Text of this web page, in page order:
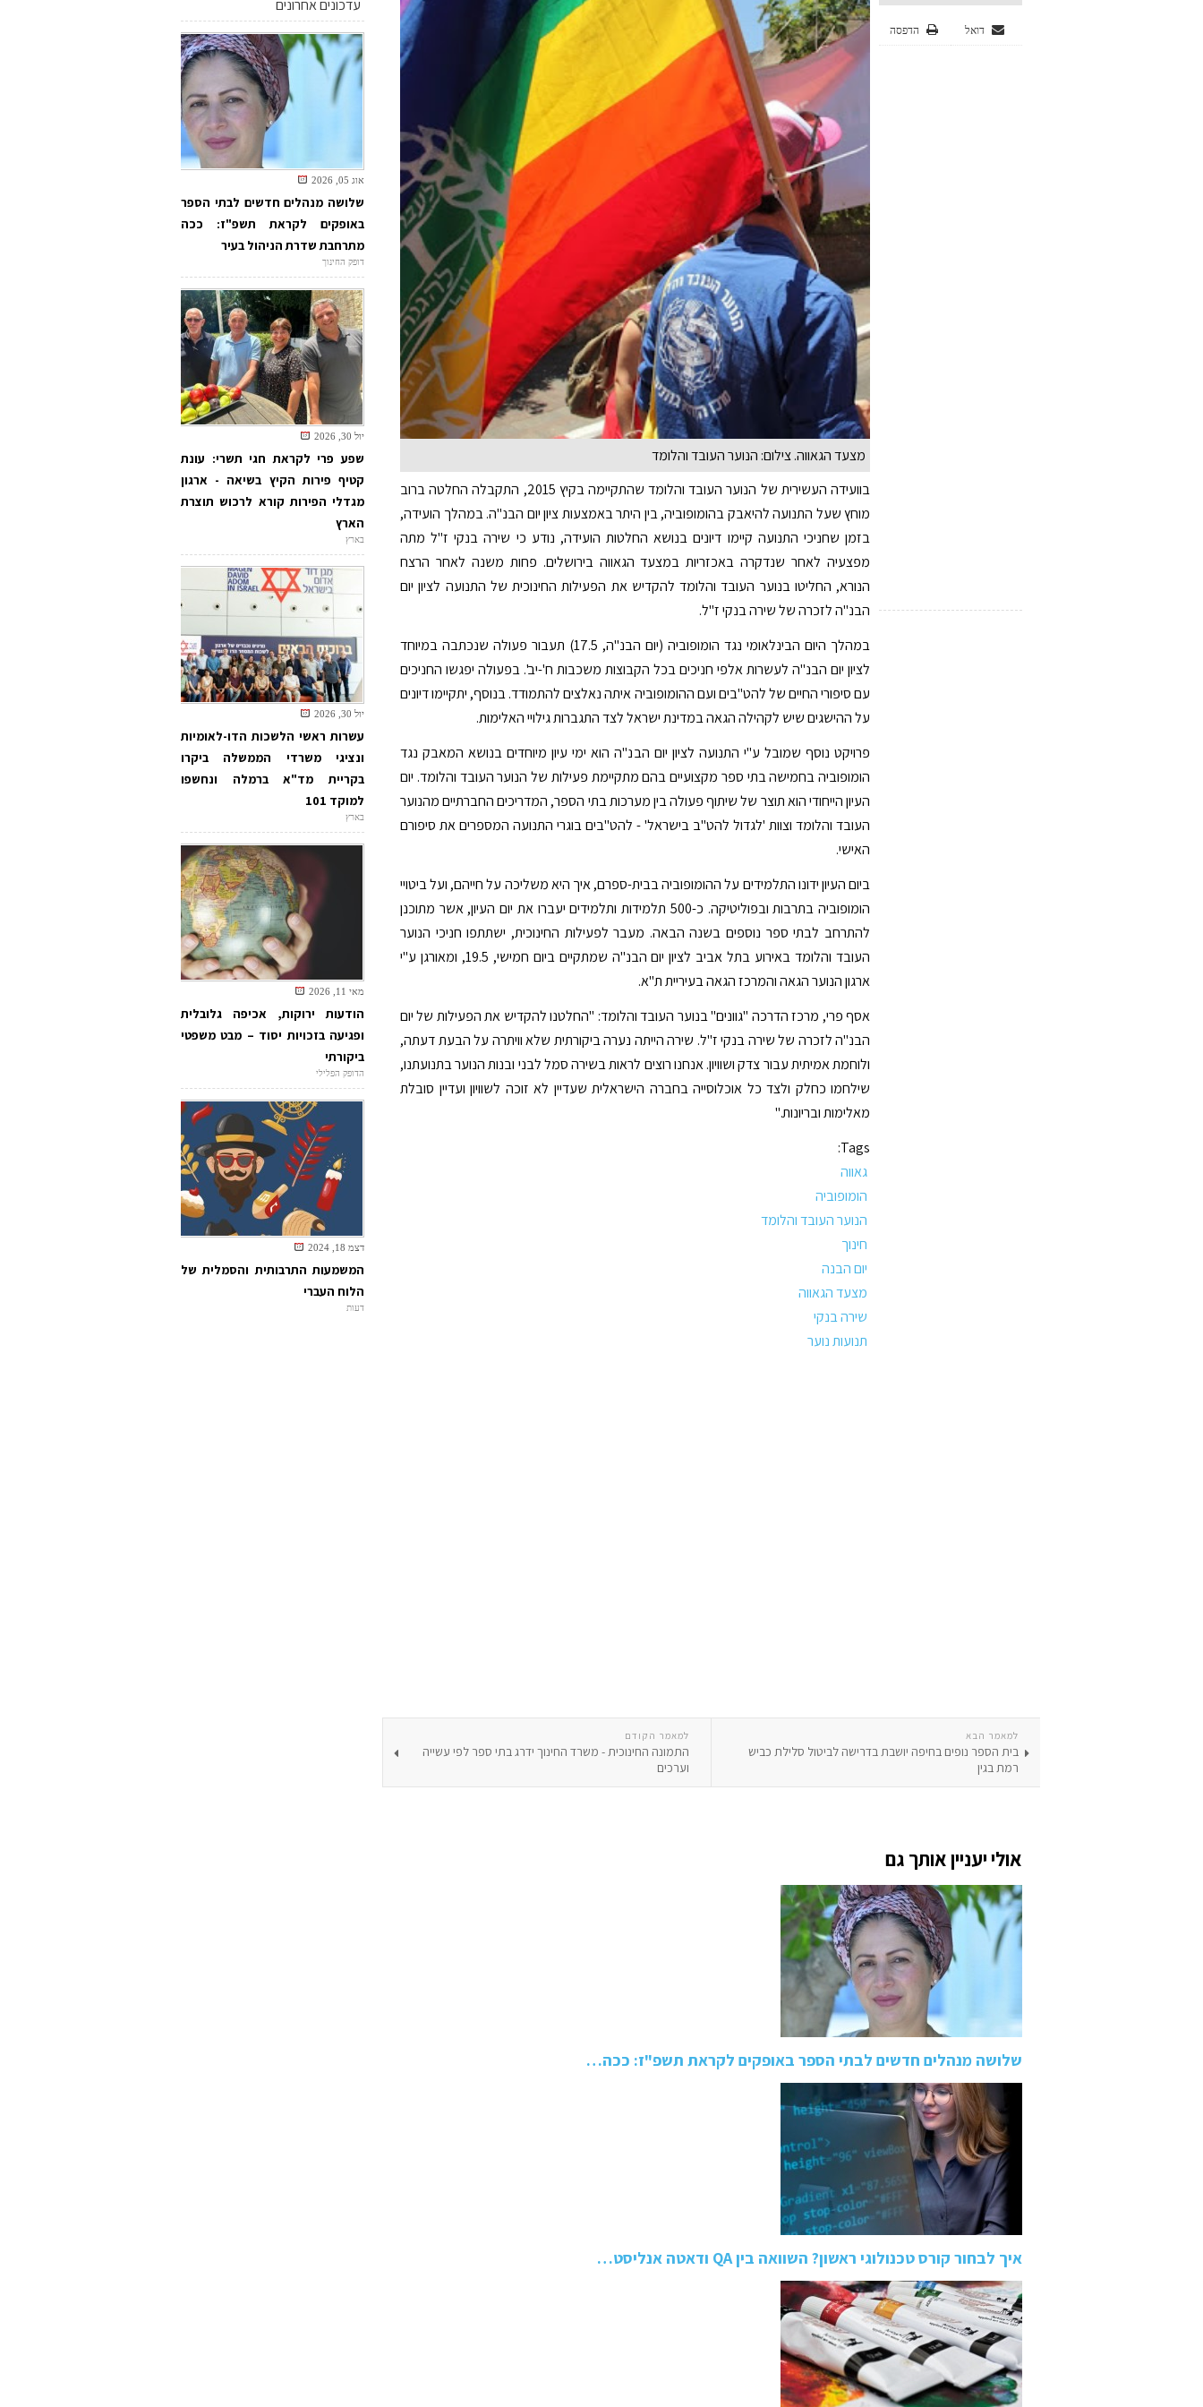
הדפסה דואל
מצעד הגאווה. צילום: הנוער העובד והלומד
בוועידה העשירית של הנוער העובד והלומד שהתקיימה בקיץ 2015, התקבלה החלטה ברוב
מוחץ שעל התנועה להיאבק בהומופוביה, בין היתר באמצעות ציון יום הבנ"ה. במהלך הועידה,
בזמן שחניכי התנועה קיימו דיונים בנושא החלטות הועידה, נודע כי שירה בנקי ז"ל מתה
מפצעיה לאחר שנדקרה באכזריות במצעד הגאווה בירושלים. פחות משנה לאחר הרצח
הנורא, החליטו בנוער העובד והלומד להקדיש את הפעילות החינוכית של התנועה לציון יום
הבנ"ה לזכרה של שירה בנקי ז"ל.
במהלך היום הבינלאומי נגד הומופוביה (יום הבנ"ה, 17.5) תעבור פעולה שנכתבה במיוחד
לציון יום הבנ"ה לעשרות אלפי חניכים בכל הקבוצות משכבות ח'-יב'. בפעולה יפגשו החניכים
עם סיפורי החיים של להט"בים ועם ההומופוביה איתה נאלצים להתמודד. בנוסף, יתקיימו דיונים
על ההישגים שיש לקהילה הגאה במדינת ישראל לצד התגברות גילויי האלימות.
פרויקט נוסף שמובל ע"י התנועה לציון יום הבנ"ה הוא ימי עיון מיוחדים בנושא המאבק נגד
הומופוביה בחמישה בתי ספר מקצועיים בהם מתקיימת פעילות של הנוער העובד והלומד. יום
העיון הייחודי הוא תוצר של שיתוף פעולה בין מערכות בתי הספר, המדריכים החברתיים מהנוער
העובד והלומד וצוות 'לגדול להט"ב בישראל' - להט"בים בוגרי התנועה המספרים את סיפורם
האישי.
ביום העיון ידונו התלמידים על ההומופוביה בבית-ספרם, איך היא משליכה על חייהם, ועל ביטויי
הומופוביה בתרבות ובפוליטיקה. כ-500 תלמידות ותלמידים יעברו את יום העיון, אשר מתוכנן
להתרחב לבתי ספר נוספים בשנה הבאה. מעבר לפעילות החינוכית, ישתתפו חניכי הנוער
העובד והלומד באירוע בתל אביב לציון יום הבנ"ה שמתקיים ביום חמישי, 19.5, ומאורגן ע"י
ארגון הנוער הגאה והמרכז הגאה בעיריית ת"א.
אסף פרי, מרכז הדרכה "גוונים" בנוער העובד והלומד: "החלטנו להקדיש את הפעילות של יום
הבנ"ה לזכרה של שירה בנקי ז"ל. שירה הייתה נערה ביקורתית שלא וויתרה על הבעת דעתה,
ולוחמת אמיתית עבור צדק ושוויון. אנחנו רוצים לראות בשירה סמל לבני ובנות הנוער בתנועתנו,
שילחמו כחלק ולצד כל אוכלוסייה בחברה הישראלית שעדיין לא זוכה לשוויון ועדיין סובלת
מאלימות ובריונות."
Tags:
גאווה
הומופוביה
הנוער העובד והלומד
חינוך
יום הבנה
מצעד הגאווה
שירה בנקי
תנועות נוער
למאמר הקודם
התמונה החינוכית - משרד החינוך ידרג בתי ספר לפי עשייה
וערכים
למאמר הבא
בית הספר נופים בחיפה יושבת בדרישה לביטול סלילת כביש
רמת בגין
אולי יעניין אותך גם
שלושה מנהלים חדשים לבתי הספר באופקים לקראת תשפ"ז: ככה…
איך לבחור קורס טכנולוגי ראשון? השוואה בין QA ודאטה אנליסט…
עדכונים אחרונים
אוג 05, 2026
שלושה מנהלים חדשים לבתי הספר
באופקים לקראת תשפ"ז: ככה
מתרחבת שדרת הניהול בעיר
דופק החינוך
יול 30, 2026
שפע פרי לקראת חגי תשרי: עונת
קטיף פירות הקיץ בשיאה - ארגון
מגדלי הפירות קורא לרכוש תוצרת
הארץ
בארץ
יול 30, 2026
עשרות ראשי הלשכות הדו-לאומיות
ונציגי משרדי הממשלה ביקרו
בקריית מד"א ברמלה ונחשפו
למוקד 101
בארץ
מאי 11, 2026
הודעות ירוקות, אכיפה גלובלית
ופגיעה בזכויות יסוד – מבט משפטי
ביקורתי
הדופק הפלילי
דצמ 18, 2024
המשמעות התרבותית והסמלית של
הלוח העברי
דעות